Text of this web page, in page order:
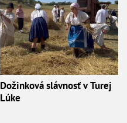
Dožinková slávnosť v Turej
Lúke